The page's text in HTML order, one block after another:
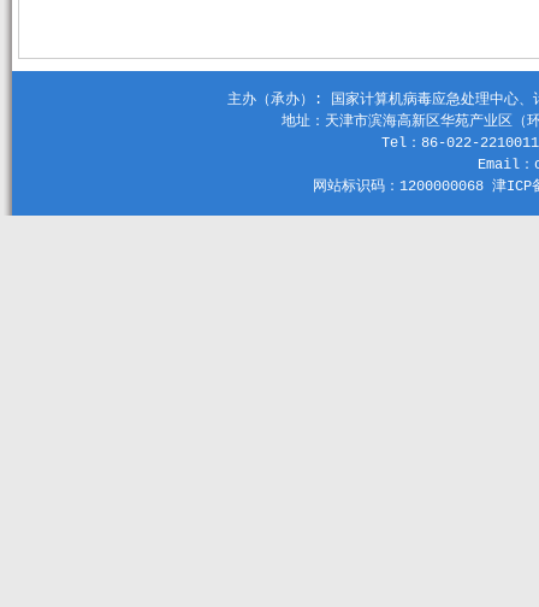
主办（承办）: 国家计算机病毒应急处理中心
地址：天津市滨海高新区华苑产业区
Tel：86-022-
Email
网站标识码：1200000068 津